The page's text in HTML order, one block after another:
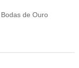
de Ouro